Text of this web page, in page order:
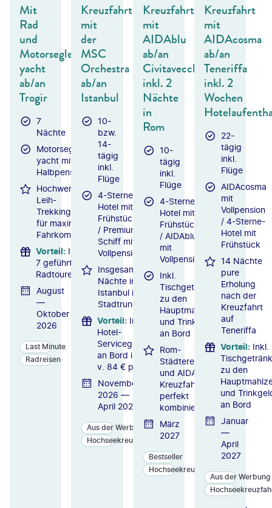
Mit
Rad
und
Motorsegler/-
yacht
ab/an
Trogir
7
Nächte
Motorsegler/-
yacht mit
Halbpension
Hochwertige
Leih-
Trekkingfahrräder
für maximalen
Fahrkomfort
Vorteil: Inkl.
7 geführte
Radtouren
August
—
Oktober
2026
Last Minute
Radreisen
Kreuzfahrt
mit
der
MSC
Orchestra
ab/an
Istanbul
10-
bzw.
14-
tägig
inkl.
Flüge
4-Sterne
Hotel mit
Frühstück
/ Premium-
Schiff mit
Vollpension
Insgesamt 2
Nächte in
Istanbul inkl.
Stadtrundfahrt
Vorteil: Inkl.
Hotel-
Servicegebühr
an Bord i. W.
v. 84 € p. P.
November
2026 —
April 2027
Aus der Werbung
Hochseekreuzfahrten
Kreuzfahrt
mit
AIDAblu
ab/an
Civitavecchia
inkl. 2
Nächte
in
Rom
10-
tägig
inkl.
Flüge
4-Sterne-
Hotel mit
Frühstück
/ AIDAblu
mit
Vollpension
Inkl.
Tischgetränke
zu den
Hauptmahlzeiten
und Trinkgelder
an Bord
Rom-
Städtereise
und AIDA-
Kreuzfahrt
perfekt
kombiniert
März
2027
Bestseller
Hochseekreuzfahrten
Kreuzfahrt
mit
AIDAcosma
ab/an
Teneriffa
inkl. 2
Wochen
22-
tägig
inkl.
Flüge
AIDAcosma
mit
Vollpension
/ 4-Sterne-
Hotel mit
Frühstück
14 Nächte
pure
Erholung
nach der
Kreuzfahrt
auf
Teneriffa
Vorteil: Inkl.
zu den
und
an Bord
Januar
—
April
2027
Aus der Werbung